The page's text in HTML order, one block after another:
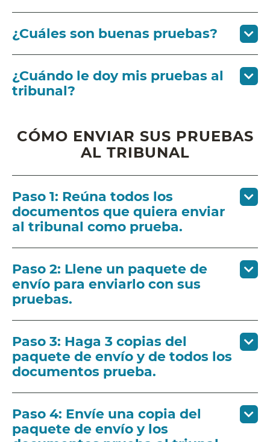
¿Cuáles son buenas pruebas?
¿Cuándo le doy mis pruebas al
tribunal?
CÓMO ENVIAR SUS PRUEBAS
AL TRIBUNAL
Paso 1: Reúna todos los
documentos que quiera enviar
al tribunal como prueba.
Paso 2: Llene un paquete de
envío para enviarlo con sus
pruebas.
Paso 3: Haga 3 copias del
paquete de envío y de todos los
documentos prueba.
Paso 4: Envíe una copia del
paquete de envío y los